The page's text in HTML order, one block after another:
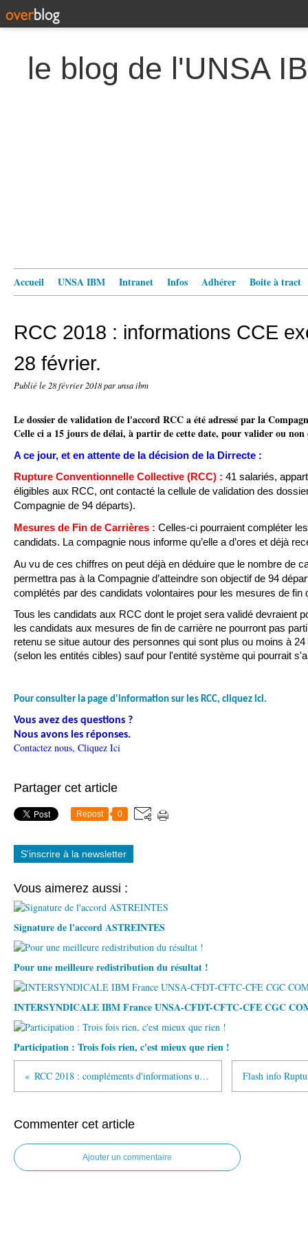
le blog de l'UNSA
Accueil UNSA IBM Intranet Infos Adhérer Boite à tract
RCC 2018 : informations CCE
28 février.
Publié le 28 février 2018par unsa ibm
Le dossier de validation de l'accord RCC a été adressé par la
Celle ci a 15 jours de délai, à partir de cette date, pour valider ou non
A ce jour, et en attente de la décision de la Dirrecte :
Rupture Conventionnelle Collective (RCC) : 41 salariés,
éligibles aux RCC, ont contacté la cellule de validation des
Compagnie de 94 départs).
Mesures de Fin de Carrières : Celles-ci pourraient compléter
candidats. La compagnie nous informe qu’elle a d’ores et déjà
Au vu de ces chiffres on peut déjà en déduire que le nombre de
permettra pas à la Compagnie d’atteindre son objectif de 94
complétés par des candidats volontaires pour les mesures de fin
Tous les candidats aux RCC dont le projet sera validé devraient
les candidats aux mesures de fin de carrière ne pourront pas
retenu se situe autour des personnes qui sont plus ou moins à
(selon les entités cibles) sauf pour l'entité système qui pourrait
Pour consulter la page d'information sur les RCC, cliquez ici.
Vous avez des questions ?
Nous avons les réponses.
Contactez nous, Cliquez Ici
Partager cet article
Repost 0
S'inscrire à la newsletter
Vous aimerez aussi :
Signature de l'accord ASTREINTES
Pour une meilleure redistribution du résultat !
INTERSYNDICALE IBM France UNSA-CFDT-CFTC-CFE CGC
Participation : Trois fois rien, c'est mieux que rien !
RCC 2018 : compléments d'informations utiles à l'usage des candidats potentiels
Commenter cet article
Ajouter un commentaire